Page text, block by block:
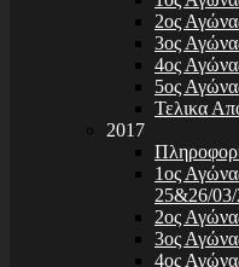
2ος
3ος
4ος
5ος
Τελικα
2017
1ος
25&26/
2ος
3ος
4ος